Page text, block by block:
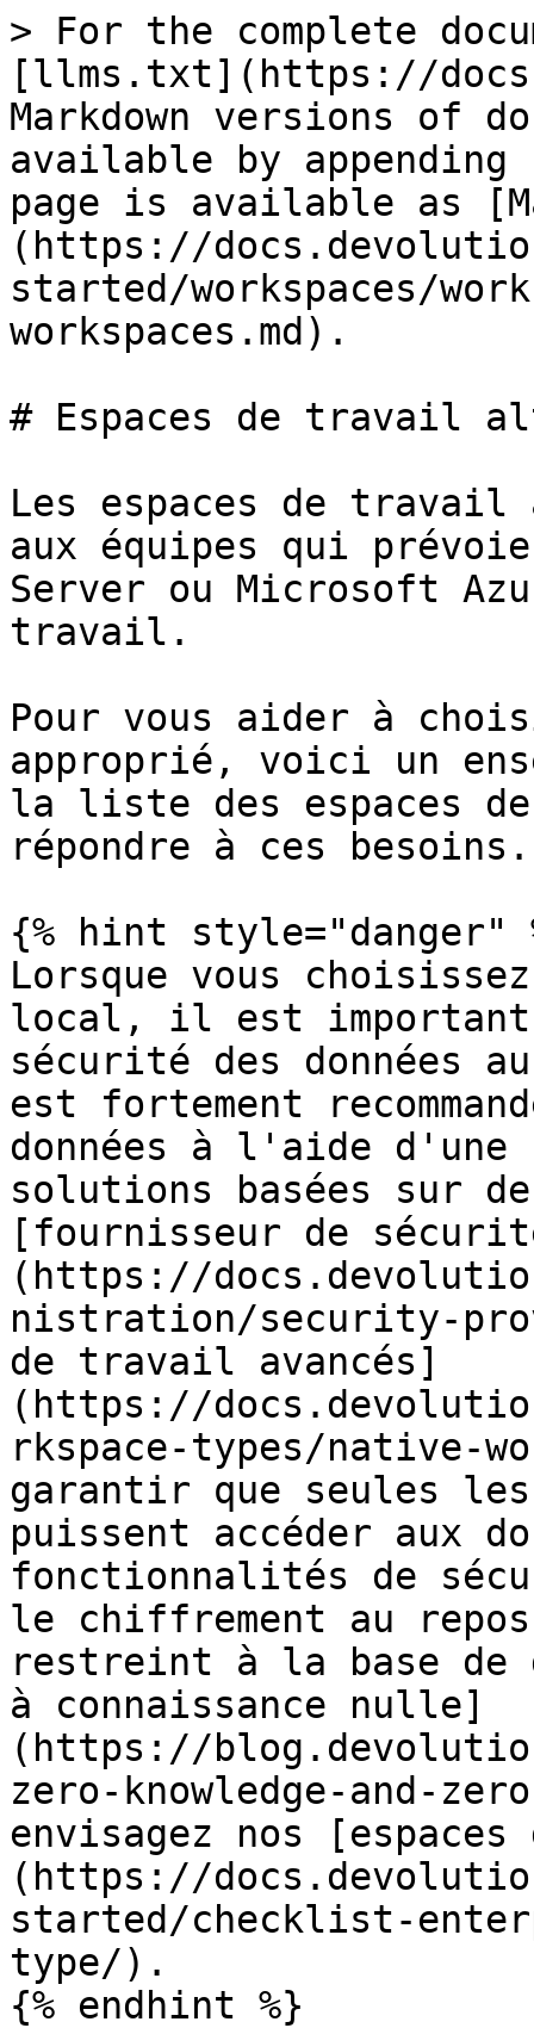
> For the complete
[llms.txt](https://
Markdown versions of
available by
page is available as
(https://
started/workspaces/
workspaces.md).
# Espaces de travail
Les espaces de
aux équipes qui
Server ou Microsoft
travail.
Pour vous aider à
approprié, voici un
la liste des espaces
répondre à ces besoins.
{% hint style="danger"
Lorsque vous
local, il est important
sécurité des données
est fortement
données à l'aide
solutions basées sur
[fournisseur de
(https://
nistration/security-
de travail avancés]
(https://
rkspace-types/native-
garantir que seules
puissent accéder aux
fonctionnalités de
le chiffrement au
restreint à la base de
à connaissance nulle]
(https://
zero-knowledge-and-
envisagez nos
(https://
started/checklist-
type/).
{% endhint %}